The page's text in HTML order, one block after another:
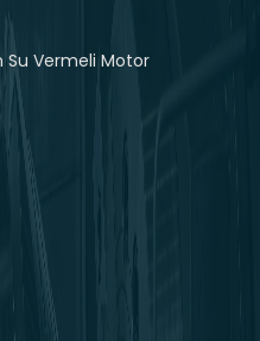
Su Vermeli Motor